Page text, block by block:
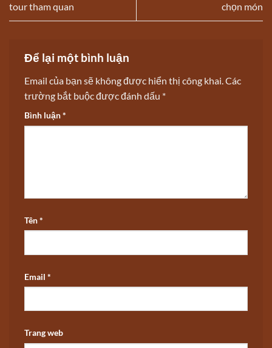
tour tham quan
chọn món
Để lại một bình luận
Email của bạn sẽ không được hiển thị công khai.Các
trường bắt buộc được đánh dấu *
Bình luận*
Tên*
Email *
Trang web